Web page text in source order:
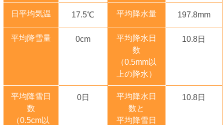
日平均気温 17.5℃ 平均降水量 197.8mm
平均降雪量 0cm
平均降水日
数
（0.5mm以
上の降水）
10.8日
平均降雪日
数
（0.5cm以
0日
平均降水日
数と
平均降雪日
10.8日